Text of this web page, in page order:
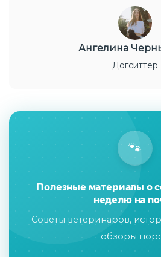
Ангелина
Догситтер
🐾
Полезные материалы о
неделю на
Советы ветеринаров,
обзоры